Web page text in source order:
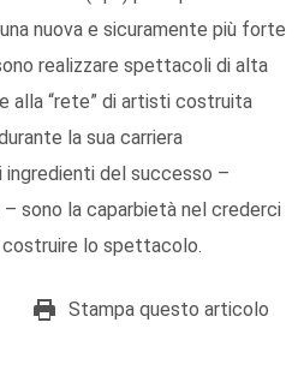
nuova e sicuramente più forte
realizzare spettacoli di alta
alla “rete” di artisti costruita
la sua carriera
del successo –
sono la caparbietà nel crederci
lo spettacolo.
Stampa questo articolo